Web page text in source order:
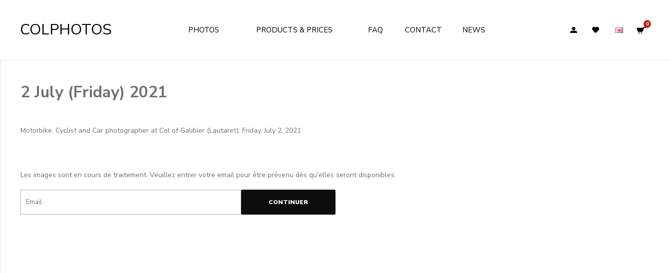
COLPHOTOS 0
PHOTOS PRODUCTS & PRICES FAQ CONTACT NEWS
2 July (Friday) 2021
Motorbike, Cyclist and Car photographer at Col of Galibier (Lautaret). Friday, July 2, 2021
Les images sont en cours de traitement. Veuillez entrer votre email pour être prévenu dès qu'elles seront disponibles.
CONTINUER